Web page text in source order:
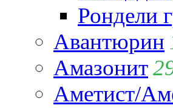
Рондели
Авантюрин
Амазонит
Аметист/